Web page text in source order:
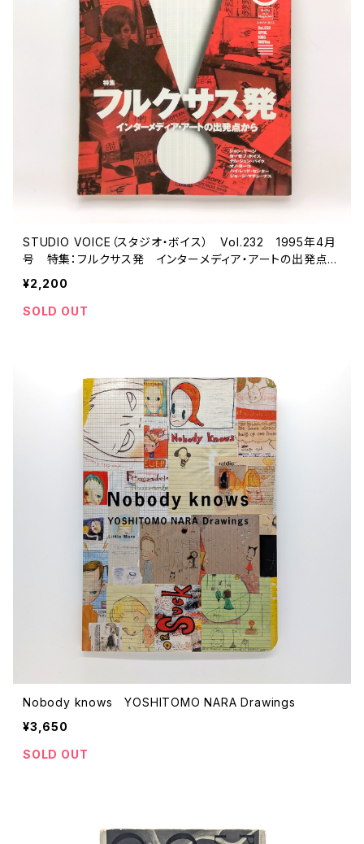
STUDIO VOICE（スタジオ・ボイス） Vol.232 1995年4月
号 特集：フルクサス発 インターメディア・アートの出発点か
ら
¥2,200
SOLD OUT
Nobody knows YOSHITOMO NARA Drawings
¥3,650
SOLD OUT